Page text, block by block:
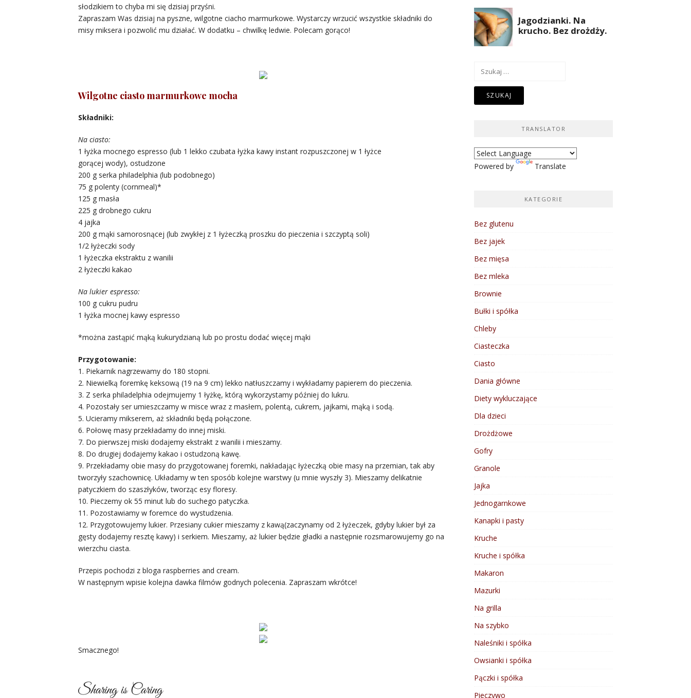
słodzikiem to chyba mi się dzisiaj przyśni.
Zapraszam Was dzisiaj na pyszne, wilgotne ciacho marmurkowe. Wystarczy wrzucić wszystkie składniki do
misy miksera i pozwolić mu działać. W dodatku – chwilkę ledwie. Polecam gorąco!
Wilgotne ciasto marmurkowe mocha
Składniki:
Na ciasto:
1 łyżka mocnego espresso (lub 1 lekko czubata łyżka kawy instant rozpuszczonej w 1 łyżce
gorącej wody), ostudzone
200 g serka philadelphia (lub podobnego)
75 g polenty (cornmeal)*
125 g masła
225 g drobnego cukru
4 jajka
200 g mąki samorosnącej (lub zwykłej z 1 łyżeczką proszku do pieczenia i szczyptą soli)
1/2 łyżeczki sody
1 łyżeczka ekstraktu z wanilii
2 łyżeczki kakao
Na lukier espresso:
100 g cukru pudru
1 łyżka mocnej kawy espresso
*można zastąpić mąką kukurydzianą lub po prostu dodać więcej mąki
Przygotowanie:
1. Piekarnik nagrzewamy do 180 stopni.
2. Niewielką foremkę keksową (19 na 9 cm) lekko natłuszczamy i wykładamy papierem do pieczenia.
3. Z serka philadelphia odejmujemy 1 łyżkę, którą wykorzystamy później do lukru.
4. Pozostały ser umieszczamy w misce wraz z masłem, polentą, cukrem, jajkami, mąką i sodą.
5. Ucieramy mikserem, aż składniki będą połączone.
6. Połowę masy przekładamy do innej miski.
7. Do pierwszej miski dodajemy ekstrakt z wanilii i mieszamy.
8. Do drugiej dodajemy kakao i ostudzoną kawę.
9. Przekładamy obie masy do przygotowanej foremki, nakładając łyżeczką obie masy na przemian, tak aby
tworzyły szachownicę. Układamy w ten sposób kolejne warstwy (u mnie wyszły 3). Mieszamy delikatnie
patyczkiem do szaszłyków, tworząc esy floresy.
10. Pieczemy ok 55 minut lub do suchego patyczka.
11. Pozostawiamy w foremce do wystudzenia.
12. Przygotowujemy lukier. Przesiany cukier mieszamy z kawą(zaczynamy od 2 łyżeczek, gdyby lukier był za
gęsty dodajemy resztę kawy) i serkiem. Mieszamy, aż lukier będzie gładki a następnie rozsmarowujemy go na
wierzchu ciasta.
Przepis pochodzi z bloga raspberries and cream.
W następnym wpisie kolejna dawka filmów godnych polecenia. Zapraszam wkrótce!
Smacznego!
Sharing is Caring
Szukaj:
TRANSLATOR
Powered by Translate
KATEGORIE
Bez glutenu
Bez jajek
Bez mięsa
Bez mleka
Brownie
Bułki i spółka
Chleby
Ciasteczka
Ciasto
Dania główne
Diety wykluczające
Dla dzieci
Drożdżowe
Gofry
Granole
Jajka
Jednogarnkowe
Kanapki i pasty
Kruche
Kruche i spółka
Makaron
Mazurki
Na grilla
Na szybko
Naleśniki i spółka
Owsianki i spółka
Pączki i spółka
Pieczywo